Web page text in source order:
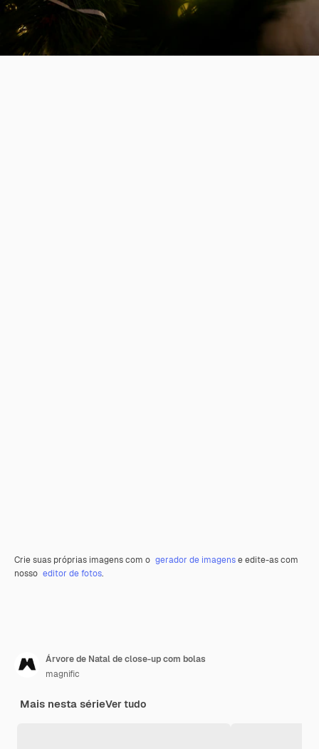
Crie suas próprias imagens com o gerador de imagense edite-as com
nosso editor de fotos.
Árvore de Natal de close-up com bolas
magnific
Mais nesta sérieVer tudo